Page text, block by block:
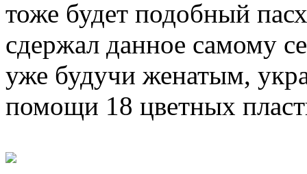
тоже будет подобный
сдержал данное самому
уже будучи женатым,
помощи 18 цветных